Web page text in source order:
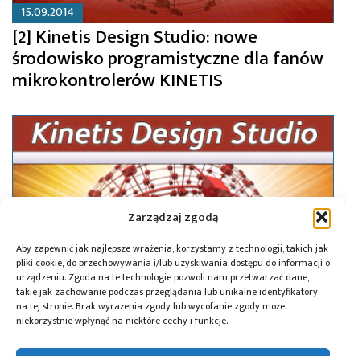
Zarządzaj zgodą
Aby zapewnić jak najlepsze wrażenia, korzystamy z technologii, takich jak
pliki cookie, do przechowywania i/lub uzyskiwania dostępu do informacji o
urządzeniu. Zgoda na te technologie pozwoli nam przetwarzać dane,
takie jak zachowanie podczas przeglądania lub unikalne identyfikatory
na tej stronie. Brak wyrażenia zgody lub wycofanie zgody może
niekorzystnie wpłynąć na niektóre cechy i funkcje.
15.09.2014
[2] Kinetis Design Studio: nowe
środowisko programistyczne dla fanów
mikrokontrolerów KINETIS
08.09.2014